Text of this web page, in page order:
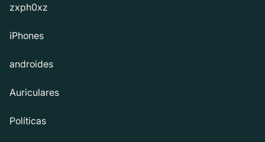
zxph0xz
iPhones
androides
Auriculares
Políticas